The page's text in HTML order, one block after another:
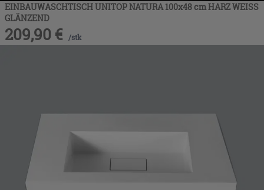
EINBAUWASCHTISCH UNITOP NATURA 100x48 cm HARZ WEISS
GLÄNZEND
209,90 € /stk